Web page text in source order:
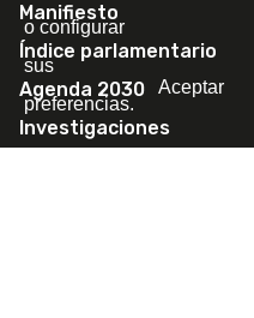
Manifiesto
Índice parlamentario
Agenda 2030
Investigaciones
o configurar
sus
preferencias.
Aceptar